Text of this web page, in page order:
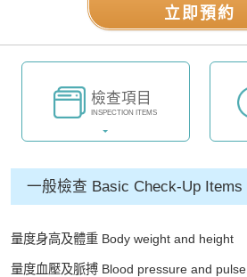
立即預約
檢查項目
INSPECTION ITEMS
一般檢查 Basic Check-Up Items
量度身高及體重 Body weight and height
量度血壓及脈搏 Blood pressure and pulse